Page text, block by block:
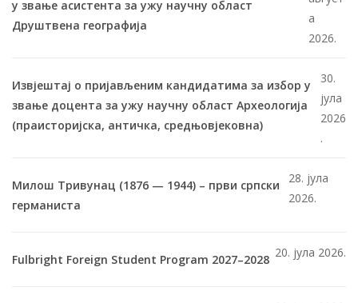
у звање асистента за ужу научну област
Друштвена географија
а
2026.
Извјештај о пријављеним кандидатима за избор у
звање доцента за ужу научну област Археологија
(праисторијска, античка, средњовјековна)
30.
јула
2026
.
Милош Тривунац (1876 — 1944) – први српски
германиста
28. јула
2026.
Fulbright Foreign Student Program 2027–2028 20. јула 2026.